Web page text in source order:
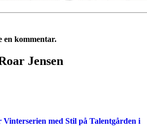
en kommentar.
Jensen
med Stil på Talentgården i